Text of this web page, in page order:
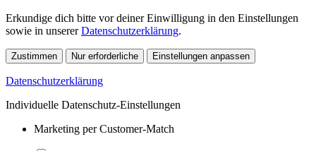
Erkundige dich bitte vor deiner Einwilligung in den Einstellungen
sowie in unsererDatenschutzerklärung.
Zustimmen Nur erforderliche Einstellungen anpassen
Datenschutzerklärung
Individuelle Datenschutz-Einstellungen
Marketing per Customer-Match